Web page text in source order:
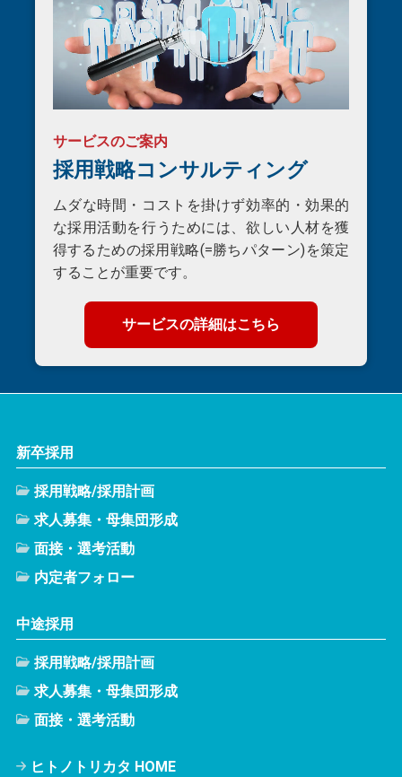
サービスのご案内
採用戦略コンサルティング
ムダな時間・コストを掛けず効率的・効果的
な採用活動を行うためには、欲しい人材を獲
得するための採用戦略(=勝ちパターン)を策定
することが重要です。
サービスの詳細はこちら
新卒採用
採用戦略/採用計画
求人募集・母集団形成
面接・選考活動
内定者フォロー
中途採用
採用戦略/採用計画
求人募集・母集団形成
面接・選考活動
ヒトノトリカタ HOME